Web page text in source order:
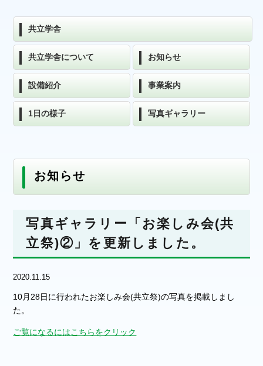
共立学舎
共立学舎について お知らせ
設備紹介 事業案内
1日の様子 写真ギャラリー
お知らせ
写真ギャラリー「お楽しみ会(共
立祭)②」を更新しました。
2020.11.15
10月28日に行われたお楽しみ会(共立祭)の写真を掲載しまし
た。
ご覧になるにはこちらをクリック